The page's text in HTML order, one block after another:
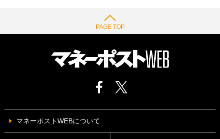
PAGE TOP
マネーポストWEBについて